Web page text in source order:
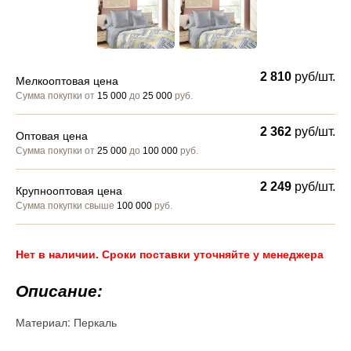
Мелкооптовая цена
Сумма покупки от 15 000 до 25 000 руб.
2 810 руб/шт.
Оптовая цена
Сумма покупки от 25 000 до 100 000 руб.
2 362 руб/шт.
Крупнооптовая цена
Сумма покупки свыше 100 000 руб.
2 249 руб/шт.
Нет в наличии. Сроки поставки уточняйте у менеджера
Описание:
Материал: Перкаль